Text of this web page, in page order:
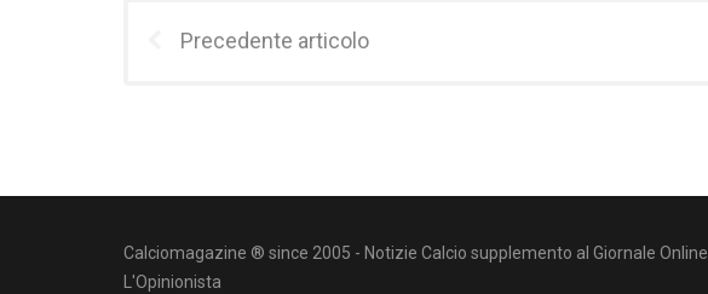
Precedente articolo
Calciomagazine ® since 2005 - Notizie Calcio supplemento al Giornale Online
L'Opinionista